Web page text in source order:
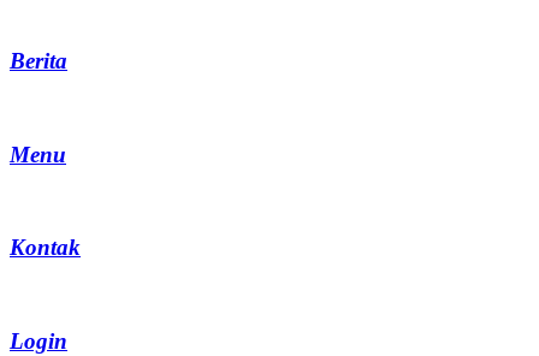
Berita
Menu
Kontak
Login